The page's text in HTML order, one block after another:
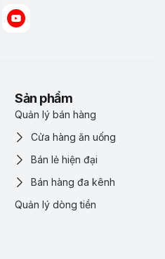
Sản phẩm
Quản lý bán hàng
Cửa hàng ăn uống
Bán lẻ hiện đại
Bán hàng đa kênh
Quản lý dòng tiền